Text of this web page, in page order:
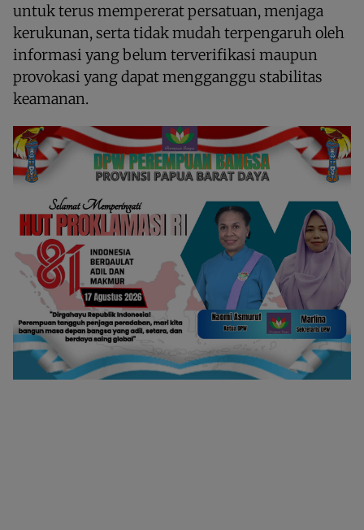
untuk terus mempererat persatuan, menjaga
kerukunan, serta tidak mudah terpengaruh oleh
informasi yang belum terverifikasi maupun
provokasi yang dapat mengganggu stabilitas
keamanan.